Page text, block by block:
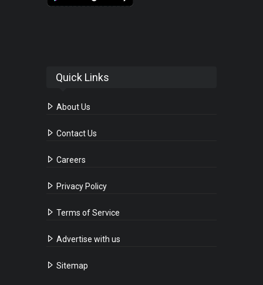
Quick Links
About Us
Contact Us
Careers
Privacy Policy
Terms of Service
Advertise with us
Sitemap